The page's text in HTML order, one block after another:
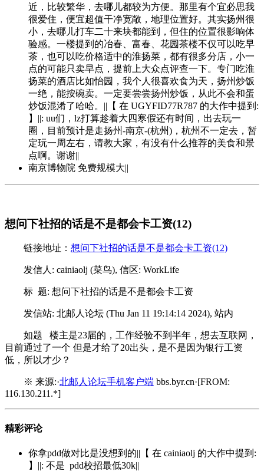
近，比较繁华，去哪儿都较为方便。那里有个宜必思我
很爱住，便宜超值干净宽敞，地理位置好。其实扬州很
小，去哪儿打车二十来块都能到，但住的位置很影响体
验感。一楼提到的冶春、富春、花园茶楼不仅可以吃早
茶，也可以吃价格适中的淮扬菜，都有很多分店，小一
点的可能只卖早点，提前上大众点评查一下。专门吃淮
扬菜的酒店比如怡园，我个人很喜欢食为天，扬州炒饭
一绝，能按碗卖。一定要尝尝扬州炒饭，从此不会和蛋
炒饭混淆了哈哈。||【 在 UGYFID77R787 的大作中提到:
】||: uu们，lz打算趁着大四寒假还有时间，出去玩一
圈，目前预计是走扬州-南京-(杭州)，杭州不一定去，暂
定玩一周左右，请教大家，有没有什么推荐的美食和景
点啊。谢谢||
南京博物院 免费规模大||
想问下社招的话是不是都会卡工资(12)
链接地址： 想问下社招的话是不是都会卡工资(12)
发信人: cainiaolj (菜鸟), 信区: WorkLife
标 题: 想问下社招的话是不是都会卡工资
发信站: 北邮人论坛 (Thu Jan 11 19:14:14 2024), 站内
如题 楼主是23届的，工作经验不到半年，想去互联网，
目前通过了一个 但是才给了20出头，是不是因为银行工资
低，所以才少？
※ 来源:·北邮人论坛手机客户端 bbs.byr.cn·[FROM:
116.130.211.*]
精彩评论
你拿pdd做对比是没想到的||【 在 cainiaolj 的大作中提到:
】||: 不是 pdd校招最低30k||